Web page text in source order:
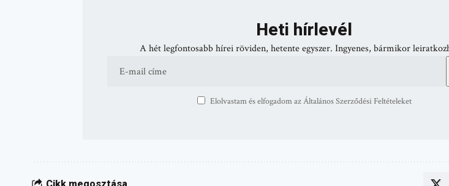
Heti hírlevél
A hét legfontosabb hírei röviden, hetente egyszer. Ingyenes, bármikor
Elolvastam és elfogadom az Általános Szerződési Feltételeket